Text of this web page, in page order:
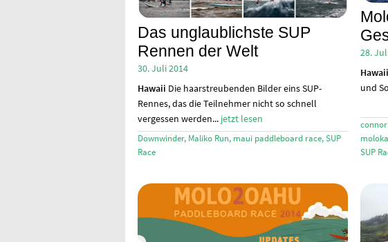
Das unglaublichste SUP
Rennen der Welt
30. Juli 2014
Hawaii Die haarstreubenden Bilder eins SUP-
Rennes, das die Teilnehmer nicht so schnell
vergessen werden... jetzt lesen
Downwinder, Maliko Run, maui paddleboard race, SUP
Race
28.
Hawaii
und
SUP